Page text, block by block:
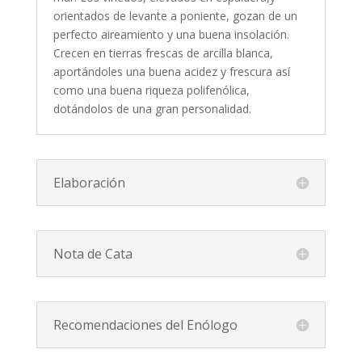
orientados de levante a poniente, gozan de un
perfecto aireamiento y una buena insolación.
Crecen en tierras frescas de arcilla blanca,
aportándoles una buena acidez y frescura así
como una buena riqueza polifenólica,
dotándolos de una gran personalidad.
Elaboración
Nota de Cata
Recomendaciones del Enólogo